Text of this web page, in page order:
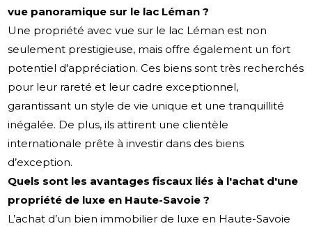
vue panoramique sur le lac Léman ?
Une propriété avec vue sur le lac Léman est non
seulement prestigieuse, mais offre également un fort
potentiel d'appréciation. Ces biens sont très recherchés
pour leur rareté et leur cadre exceptionnel,
garantissant un style de vie unique et une tranquillité
inégalée. De plus, ils attirent une clientèle
internationale prête à investir dans des biens
d’exception.
Quels sont les avantages fiscaux liés à l'achat d'une
propriété de luxe en Haute-Savoie ?
L’achat d’un bien immobilier de luxe en Haute-Savoie